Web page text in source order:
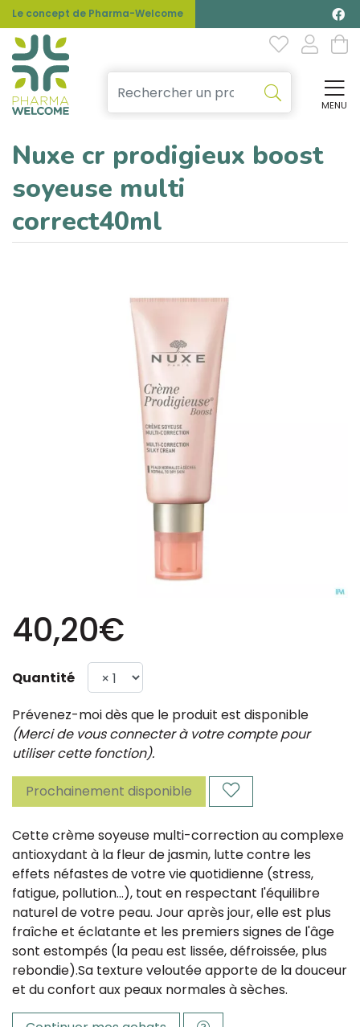
Le concept de Pharma-Welcome
MENU
Nuxe cr prodigieux boost
soyeuse multi
correct40ml
40,20€
Quantité
Prévenez-moi dès que le produit est disponible
(Merci de vous connecter à votre compte pour
utiliser cette fonction).
Prochainement disponible
Cettecrème soyeuse multi-correctionau complexe
antioxydant à la fleur de jasmin, lutte contre les
effets néfastes de votre vie quotidienne (stress,
fatigue, pollution...), tout en respectant l'équilibre
naturel de votre peau. Jour après jour, elle est plus
fraîche et éclatante et les premiers signes de l'âge
sont estompés (la peau est lissée, défroissée, plus
rebondie).Sa texture veloutée apporte de la douceur
et du confort aux peaux normales à sèches.